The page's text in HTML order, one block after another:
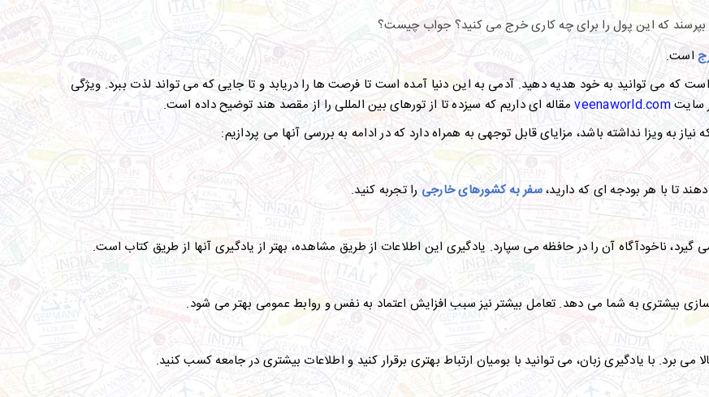
که این پول را برای چه کاری خرج می کنید؟ جواب چیست؟
است.
که می توانید به خود هدیه دهید. آدمی به این دنیا آمده است تا فرصت ها را دریابد و تا جایی که می تواند لذت ببرد. ویژگی
سایتveenaworld.comمقاله ای داریم که سیزده تا از تورهای بین المللی را از مقصد هند توضیح داده است.
به ویزا نداشته باشد، مزایای قابل توجهی به همراه دارد که در ادامه به بررسی آنها می پردازیم:
تا با هر بودجه ای که دارید،سفر به کشورهای خارجیرا تجربه کنید.
ناخودآگاه آن را در حافظه می سپارد. یادگیری این اطلاعات از طریق مشاهده، بهتر از یادگیری آنها از طریق کتاب است.
سازی بیشتری به شما می دهد. تعامل بیشتر نیز سبب افزایش اعتماد به نفس و روابط عمومی بهتر می شود.
می برد. با یادگیری زبان، می توانید با بومیان ارتباط بهتری برقرار کنید و اطلاعات بیشتری در جامعه کسب کنید.